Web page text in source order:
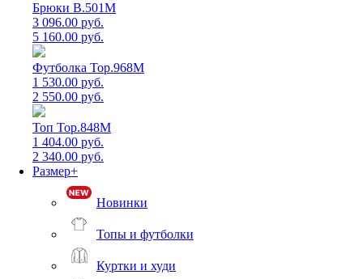
Брюки B.501M
3 096.00 руб.
5 160.00 руб.
Футболка Top.968M
1 530.00 руб.
2 550.00 руб.
Топ Top.848M
1 404.00 руб.
2 340.00 руб.
Размер+
Новинки
Топы и футболки
Куртки и худи